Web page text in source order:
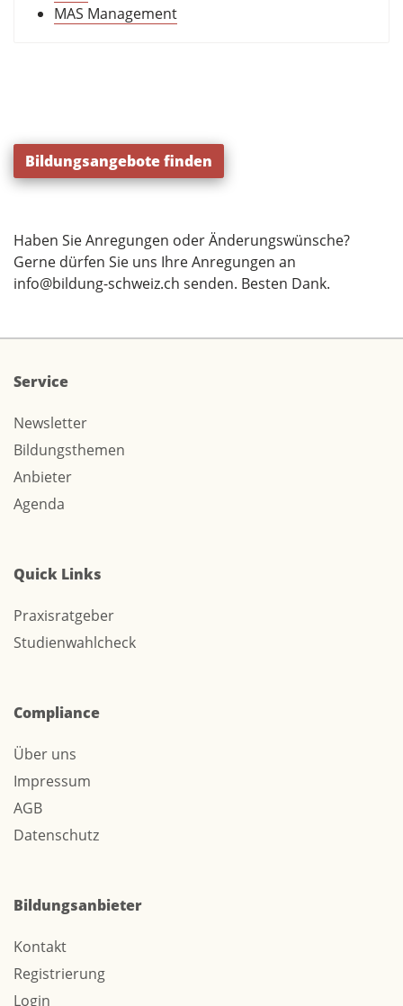
MAS Management
Bildungsangebote finden
Haben Sie Anregungen oder Änderungswünsche?
Gerne dürfen Sie uns Ihre Anregungen an
info@bildung-schweiz.ch senden. Besten Dank.
Service
Newsletter
Bildungsthemen
Anbieter
Agenda
Quick Links
Praxisratgeber
Studienwahlcheck
Compliance
Über uns
Impressum
AGB
Datenschutz
Bildungsanbieter
Kontakt
Registrierung
Login